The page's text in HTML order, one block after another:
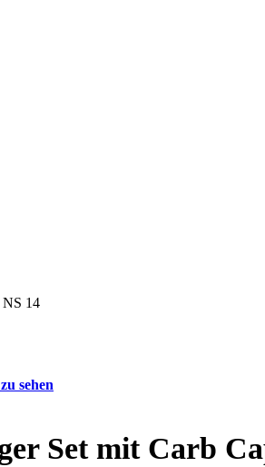
NS 14
sehen
Set mit Carb